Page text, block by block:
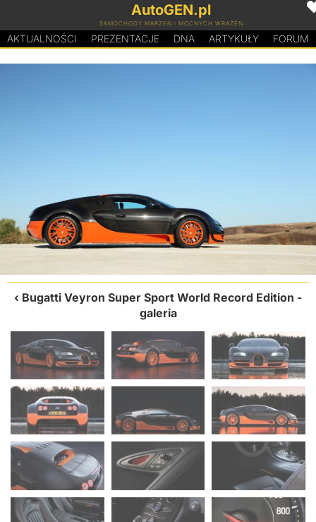
AutoGEN.pl
SAMOCHODY MARZEŃ I MOCNYCH WRAŻEŃ
AKTUALNOŚCI PREZENTACJE DNA ARTYKUŁY FORUM
Bugatti Veyron Super Sport World Record Edition -
galeria